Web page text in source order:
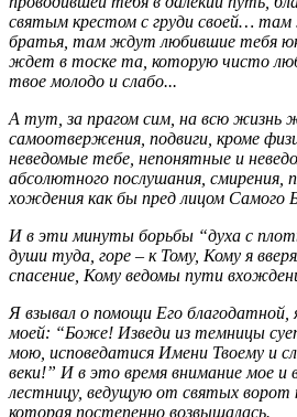
святым крестом с груди своей…
братья, там ждут любившие тебя
ждет в тоске та, которую чисто
твое молодо и слабо...
А тут, за прагом сим, на всю жизнь
самоотвержения, подвиги, кроме
неведомые тебе, непонятные и
абсолютного послушания,
хождения как бы пред лицом Самого
И в эти минуты борьбы “духа с
души туда, горе – к Тому, Кому я
спасение, Кому ведомы пути
Я взывал о помощи Его благодатной,
моей: “Боже! Изведи из темницы
мою, исповедатися Имени Твоему и
веки!” И в это время внимание мое и
лестницу, ведущую от святых ворот
которая постепенно возвышалась.